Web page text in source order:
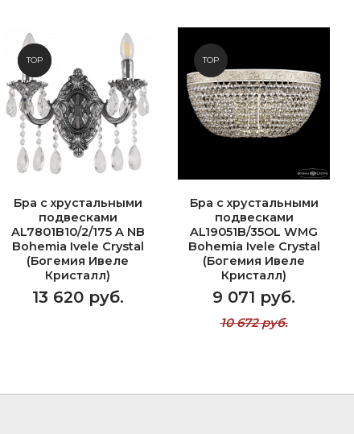
NEW
TOP
Бра с хрустальными
подвесками
AL7801B10/2/175 A NB
Bohemia Ivele Crystal
(Богемия Ивеле
Кристалл)
13 620 руб.
TOP
Бра с хрустальными
подвесками
AL19051B/35OL WMG
Bohemia Ivele Crystal
(Богемия Ивеле
Кристалл)
9 071 руб.
10 672 руб.